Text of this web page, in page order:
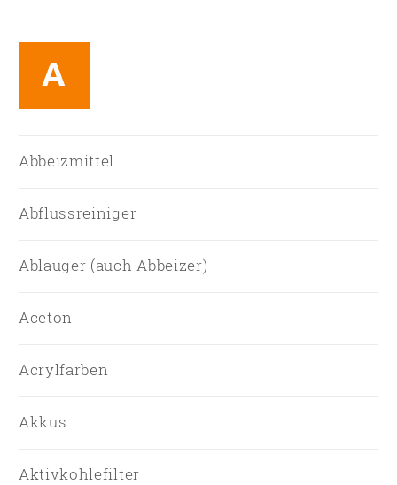
A
Abbeizmittel
Abflussreiniger
Ablauger (auch Abbeizer)
Aceton
Acrylfarben
Akkus
Aktivkohlefilter